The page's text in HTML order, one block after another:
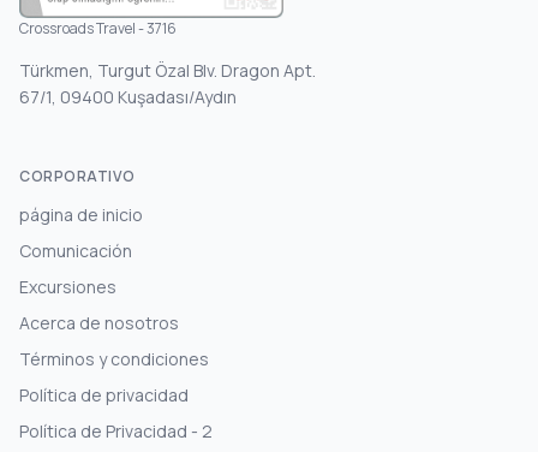
Crossroads Travel - 3716
Türkmen, Turgut Özal Blv. Dragon Apt.
67/1, 09400 Kuşadası/Aydın
CORPORATIVO
página de inicio
Comunicación
Excursiones
Acerca de nosotros
Términos y condiciones
Política de privacidad
Política de Privacidad - 2